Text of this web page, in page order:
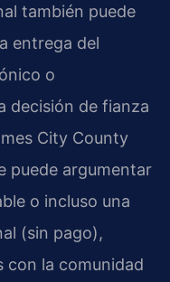
también puede
entrega del
o
decisión de fianza
City County
puede argumentar
o incluso una
(sin pago),
con la comunidad